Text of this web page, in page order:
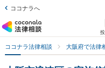
ココナラへ
ココナラ法律相談 大阪府で法律